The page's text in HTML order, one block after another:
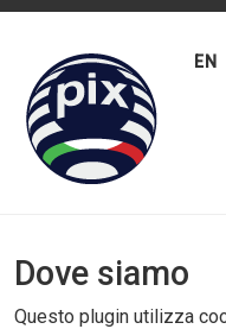
EN
Dove siamo
Questo plugin utilizza